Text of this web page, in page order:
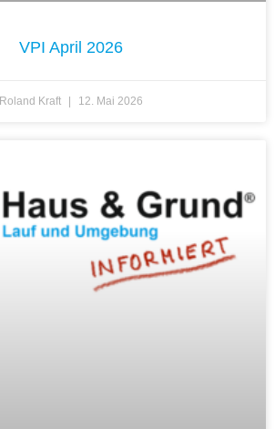
VPI April 2026
Roland Kraft 12. Mai 2026